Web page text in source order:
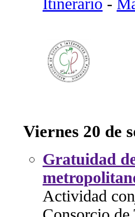
Itinerario -
Viernes 20 de
Gratuidad
Actividad